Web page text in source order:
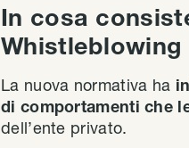
In cosa
Whistleblowing
La nuova normativa ha
di comportamenti che
dell’ente privato.